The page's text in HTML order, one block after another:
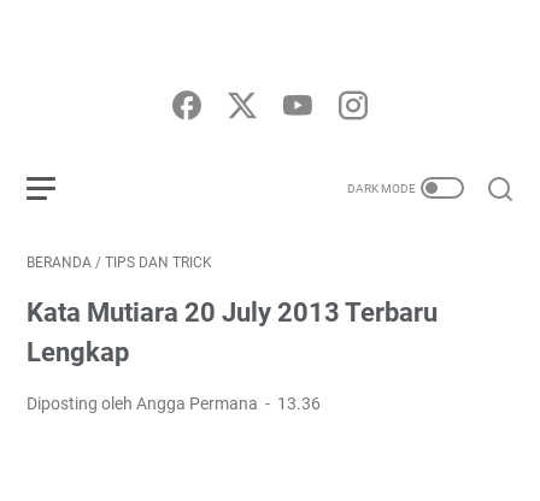
BERANDA / TIPS DAN TRICK
Kata Mutiara 20 July 2013 Terbaru
Lengkap
Diposting oleh Angga Permana 13.36